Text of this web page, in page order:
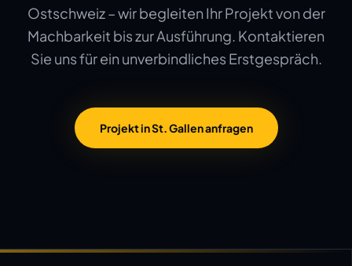
Ostschweiz – wir begleiten Ihr Projekt von der
Machbarkeit bis zur Ausführung. Kontaktieren
Sie uns für ein unverbindliches Erstgespräch.
Projekt in St. Gallen anfragen